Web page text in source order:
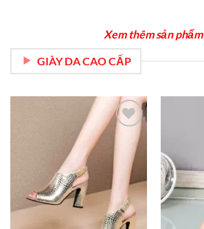
Xem thêm sản phẩm
GIÀY DA CAO CẤP
Add to
wishlist